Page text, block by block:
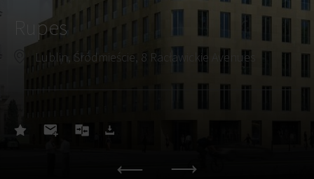
Rupes
Lublin, Śródmieście, 8 Racławickie Avenues